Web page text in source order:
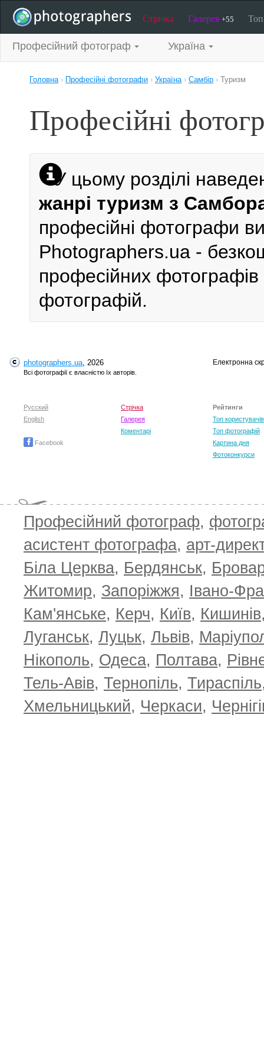
Стрічка Галерея +55
Професійний фотограф Україна
Головна› Професійні фотографи › Україна› Самбір › Туризм
Професійні
У цьому розділі
жанрі туризм з
професійні фотографи
Photographers.ua -
професійних
фотографій.
photographers.ua, 2026
Всі фотографії є власністю їх авторів.
Електронна
Русский
English
Facebook
Стрічка
Галерея
Коментарі
Рейтинги
Топ користувачів
Топ фотографій
Картина дня
Фотоконкурси
Професійний фотограф,
асистент фотографа, арт-
Біла Церква, Бердянськ,
Житомир, Запоріжжя, Івано-
Кам'янське, Керч, Київ, Кишинів
Луганськ, Луцьк, Львів,
Нікополь, Одеса, Полтава,
Тель-Авів, Тернопіль, Тираспіль
Хмельницький, Черкаси,